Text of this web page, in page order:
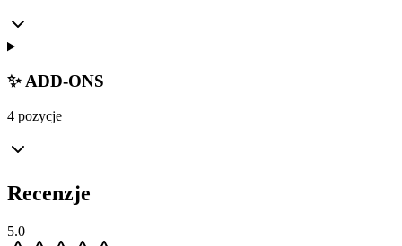
✨ ADD-ONS
4 pozycje
Recenzje
5.0